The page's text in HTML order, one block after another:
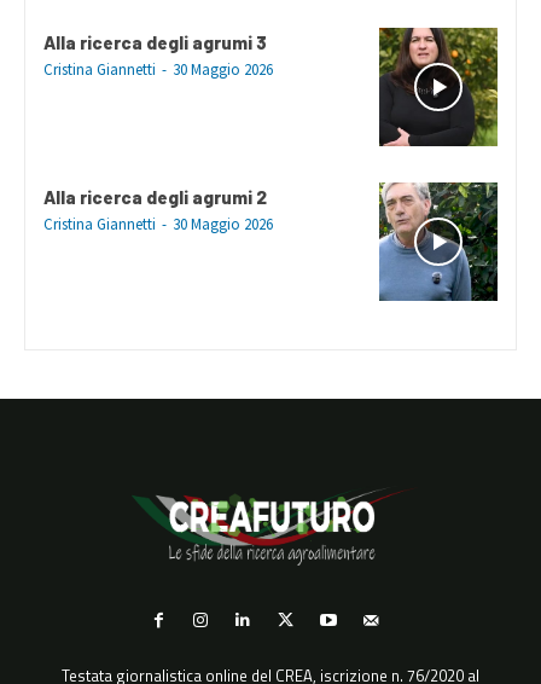
Alla ricerca degli agrumi 3
Cristina Giannetti - 30 Maggio 2026
Alla ricerca degli agrumi 2
Cristina Giannetti - 30 Maggio 2026
Testata giornalistica online del CREA, iscrizione n. 76/2020 al